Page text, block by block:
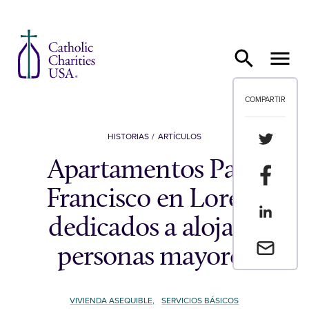
COMPARTIR
Envia un
HISTORIAS ARTÍCULOS
Apartamentos Papa
Francisco en Loreto
dedicados a alojar a
personas mayores
VIVIENDA ASEQUIBLE, SERVICIOS BÁSICOS